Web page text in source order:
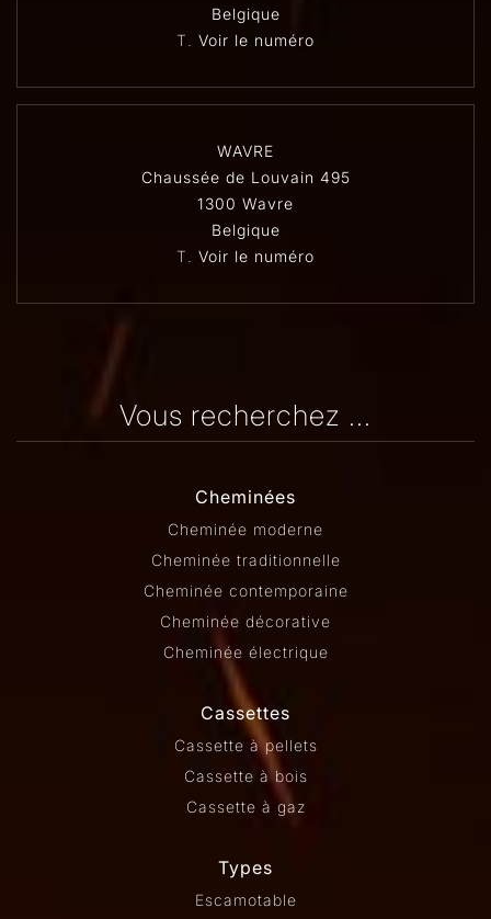
Belgique
T. Voir le numéro
WAVRE
Chaussée de Louvain 495
1300 Wavre
Belgique
T. Voir le numéro
Vous recherchez ...
Cheminées
Cheminée moderne
Cheminée traditionnelle
Cheminée contemporaine
Cheminée décorative
Cheminée électrique
Cassettes
Cassette à pellets
Cassette à bois
Cassette à gaz
Types
Escamotable